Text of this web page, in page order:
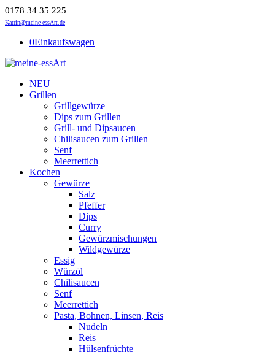
0178 34 35 225
Katrin@meine-essArt.de
0Einkaufswagen
NEU
Grillen
Grillgewürze
Dips zum Grillen
Grill- und Dipsaucen
Chilisaucen zum Grillen
Senf
Meerrettich
Kochen
Gewürze
Salz
Pfeffer
Dips
Curry
Gewürzmischungen
Wildgewürze
Essig
Würzöl
Chilisaucen
Senf
Meerrettich
Pasta, Bohnen, Linsen, Reis
Nudeln
Reis
Hülsenfrüchte